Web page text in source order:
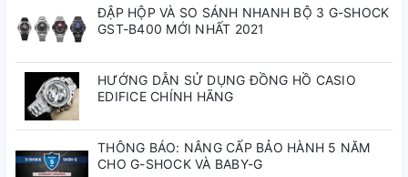
Tính năng kết nối ứng dụng
Tự động chỉnh giờ
Dễ dàng cài đặt đồng hồ
Gần 300 thành phố theo Giờ thế giới
Truyền dữ liệu đồng hồ bấm giờ
Thời gian và địa điểm
ĐẬP HỘP VÀ SO SÁNH NHANH BỘ 3 G-SHOCK
GST-B400 MỚI NHẤT 2021
HƯỚNG DẪN SỬ DỤNG ĐỒNG HỒ CASIO
EDIFICE CHÍNH HÃNG
THÔNG BÁO: NÂNG CẤP BẢO HÀNH 5 NĂM
CHO G-SHOCK VÀ BABY-G